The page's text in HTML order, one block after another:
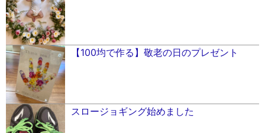
【100均で作る】敬老の日のプレゼント
スロージョギング始めました